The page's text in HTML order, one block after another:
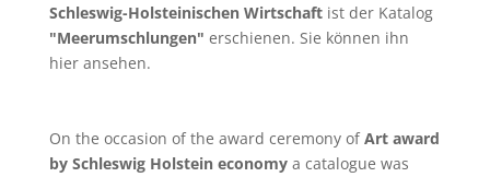
Schleswig-Holsteinischen Wirtschaftist der Katalog
"Meerumschlungen" erschienen. Sie können ihn
hieransehen.
On the occasion of the award ceremony ofArt award
by Schleswig Holstein economya catalogue was